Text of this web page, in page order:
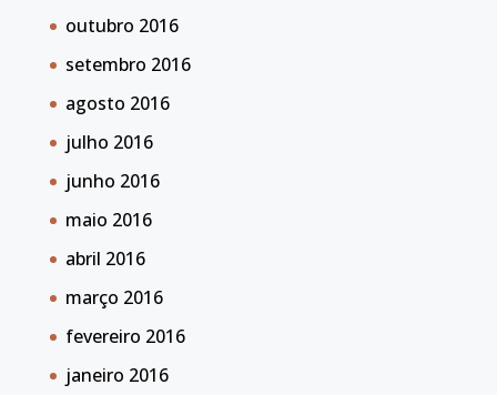
outubro 2016
setembro 2016
agosto 2016
julho 2016
junho 2016
maio 2016
abril 2016
março 2016
fevereiro 2016
janeiro 2016